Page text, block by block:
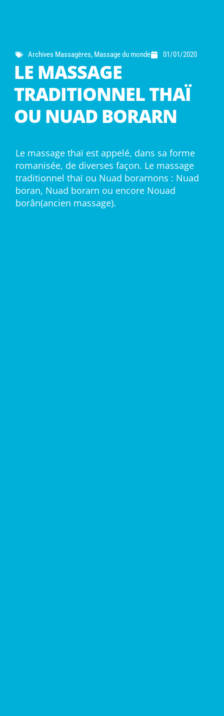
Archives Massagères, Massage du monde 01/01/2020
LE MASSAGE
TRADITIONNEL THAÏ
OU NUAD BORARN
Le massage thaï est appelé, dans sa forme
romanisée, de diverses façon. Le massage
traditionnel thaï ou Nuad borarnons : Nuad
boran, Nuad borarn ou encore Nouad
borân(ancien massage).